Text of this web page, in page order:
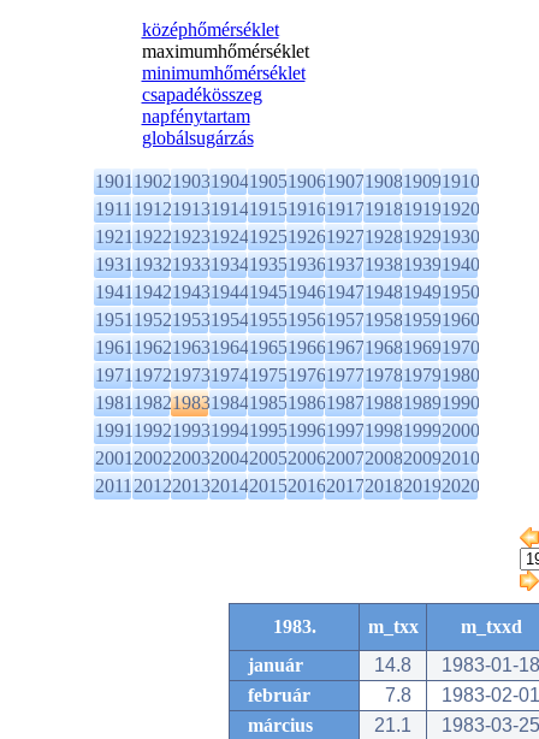
középhőmérséklet
maximumhőmérséklet
minimumhőmérséklet
csapadékösszeg
napfénytartam
globálsugárzás
1901190219031904190519061907190819091910
1911191219131914191519161917191819191920
1921192219231924192519261927192819291930
1931193219331934193519361937193819391940
1941194219431944194519461947194819491950
1951195219531954195519561957195819591960
1961196219631964196519661967196819691970
1971197219731974197519761977197819791980
1981198219831984198519861987198819891990
1991199219931994199519961997199819992000
2001200220032004200520062007200820092010
2011201220132014201520162017201820192020
1983. m_txx
m_txxd
január
14.8
1983-01-18
február
7.8
1983-02-01
március
21.1
1983-03-25